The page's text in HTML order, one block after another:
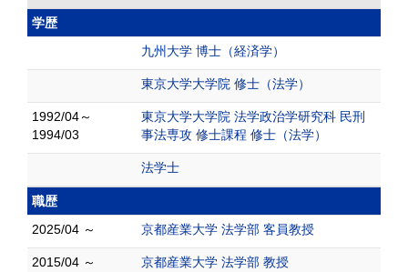
学歴
九州大学 博士（経済学）
東京大学大学院 修士（法学）
1992/04～
1994/03
東京大学大学院 法学政治学研究科 民刑
事法専攻 修士課程 修士（法学）
法学士
職歴
2025/04 ～
京都産業大学 法学部 客員教授
2015/04 ～ 京都産業大学 法学部 教授